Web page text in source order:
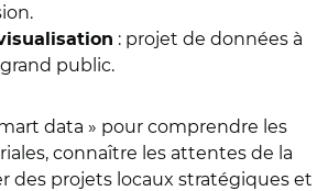
: projet de données à
public.
data » pour comprendre les
connaître les attentes de la
des projets locaux stratégiques et